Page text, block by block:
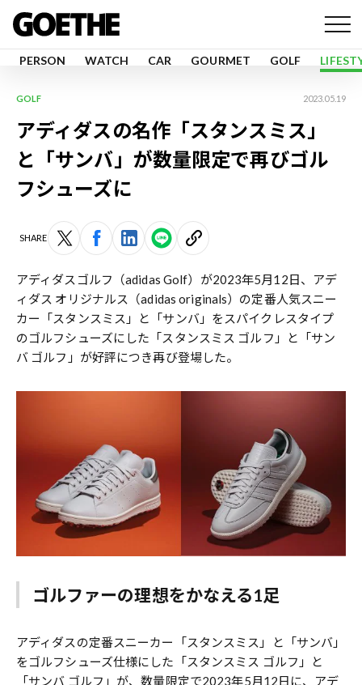
PERSON WATCH CAR GOURMET GOLF
GOLF 2023.05.19
アディダスの名作「スタンスミス」
と「サンバ」が数量限定で再びゴル
フシューズに
SHARE
アディダスゴルフ（adidas Golf）が2023年5月12日、アデ
ィダス オリジナルス（adidas originals）の定番人気スニー
カー「スタンスミス」と「サンバ」をスパイクレスタイプ
のゴルフシューズにした「スタンスミス ゴルフ」と「サン
バ ゴルフ」が好評につき再び登場した。
ゴルファーの理想をかなえる1足
アディダスの定番スニーカー「スタンスミス」と「サンバ」
をゴルフシューズ仕様にした「スタンスミス ゴルフ」と
「サンバ ゴルフ」が、数量限定で2023年5月12日に、 アデ